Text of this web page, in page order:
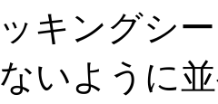
キングシ
いように